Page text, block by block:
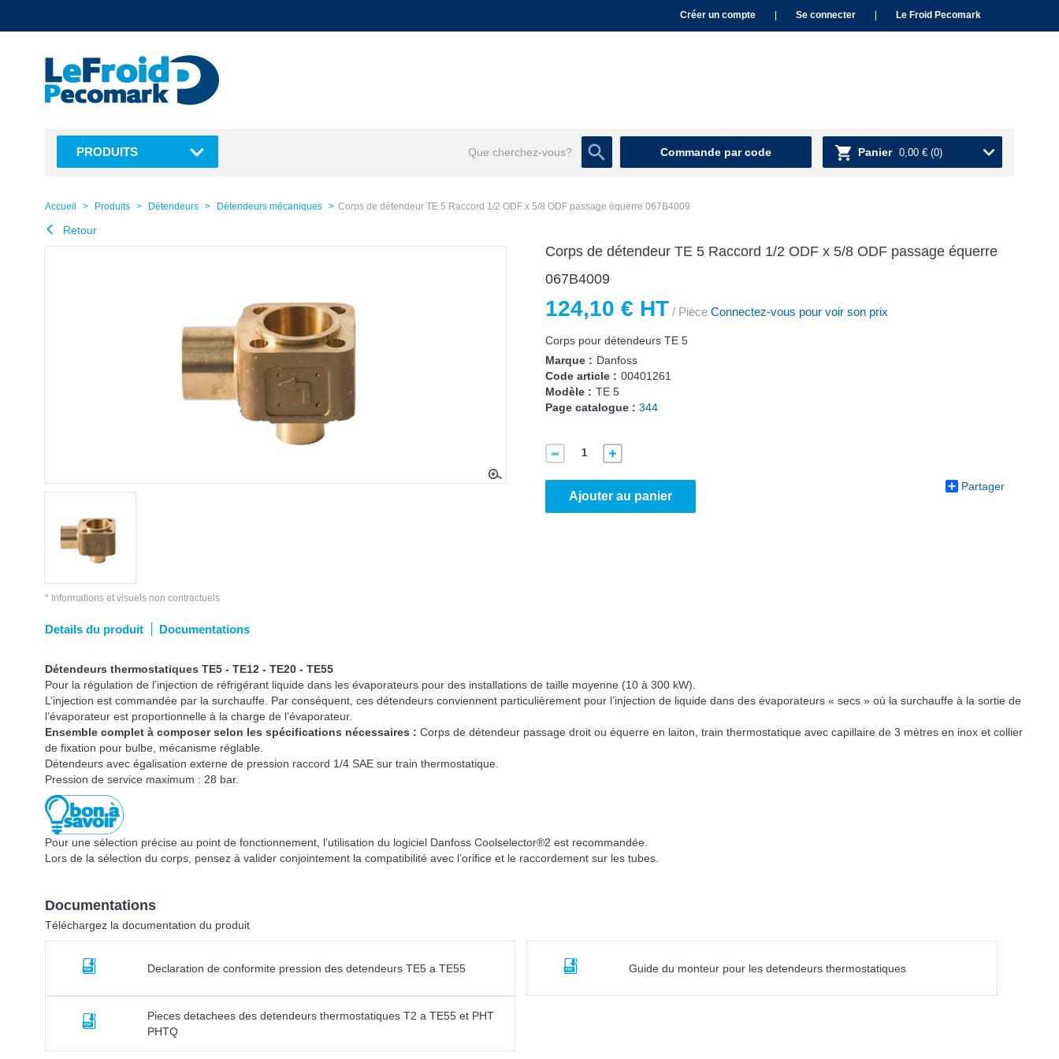
Créer un compte Se connecter Le Froid Pecomark
Commande par code Panier 0,00 € (0)
PRODUITS
Accueil Produits Détendeurs Détendeurs mécaniques Corps de détendeur TE 5 Raccord 1/2 ODF x 5/8 ODF passage équerre 067B4009
Retour
* Informations et visuels non contractuels
Details du produit Documentations
Corps de détendeur TE 5 Raccord 1/2 ODF x 5/8 ODF passage équerre
067B4009
124,10 € HT / Pièce Connectez-vous pour voir son prix
Corps pour détendeurs TE 5
Marque : Danfoss
Code article : 00401261
Modèle : TE 5
Page catalogue : 344
Ajouter au panier
Partager
Détendeurs thermostatiques TE5 - TE12 - TE20 - TE55
Pour la régulation de l’injection de réfrigérant liquide dans les évaporateurs pour des installations de taille moyenne (10 à 300 kW).
L’injection est commandée par la surchauffe. Par conséquent, ces détendeurs conviennent particulièrement pour l’injection de liquide dans des évaporateurs « secs » où la surchauffe à la sortie de
l’évaporateur est proportionnelle à la charge de l’évaporateur.
Ensemble complet à composer selon les spécifications nécessaires : Corps de détendeur passage droit ou équerre en laiton, train thermostatique avec capillaire de 3 mètres en inox et collier
de fixation pour bulbe, mécanisme réglable.
Détendeurs avec égalisation externe de pression raccord 1/4 SAE sur train thermostatique.
Pression de service maximum : 28 bar.
Pour une sélection précise au point de fonctionnement, l’utilisation du logiciel Danfoss Coolselector®2 est recommandée.
Lors de la sélection du corps, pensez à valider conjointement la compatibilité avec l’orifice et le raccordement sur les tubes.
Documentations
Téléchargez la documentation du produit
Declaration de conformite pression des detendeurs TE5 a TE55 Guide du monteur pour les detendeurs thermostatiques
Pieces detachees des detendeurs thermostatiques T2 a TE55 et PHT
PHTQ